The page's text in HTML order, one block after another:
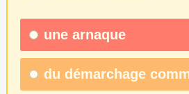
une arnaque
du démarchage